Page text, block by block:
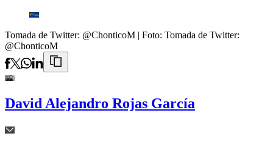
Tomada de Twitter: @ChonticoM | Foto: Tomada de Twitter:
@ChonticoM
David Alejandro Rojas García